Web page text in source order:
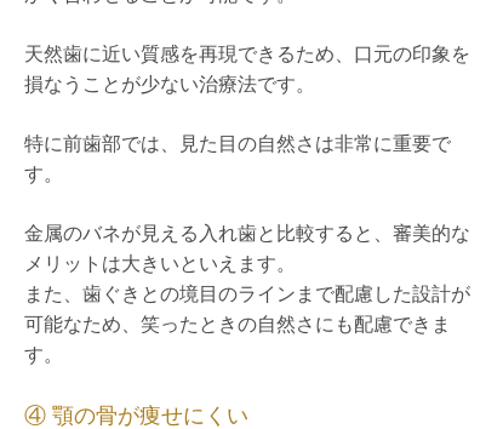
天然歯に近い質感を再現できるため、口元の印象を
損なうことが少ない治療法です。
特に前歯部では、見た目の自然さは非常に重要で
す。
金属のバネが見える入れ歯と比較すると、審美的な
メリットは大きいといえます。
また、歯ぐきとの境目のラインまで配慮した設計が
可能なため、笑ったときの自然さにも配慮できま
す。
④ 顎の骨が痩せにくい